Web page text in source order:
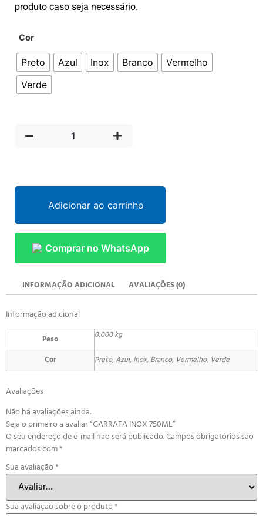
produto caso seja necessário.
Cor
Preto Azul Inox Branco
Vermelho
Verde
Adicionar ao carrinho
Comprar no WhatsApp
INFORMAÇÃO ADICIONAL AVALIAÇÕES (0)
Informação adicional
Peso 0,000 kg
Cor Preto, Azul, Inox, Branco, Vermelho, Verde
Avaliações
Não há avaliações ainda.
Seja o primeiro a avaliar “GARRAFA INOX 750ML”
O seu endereço de e-mail não será publicado.Campos obrigatórios são
marcados com*
Sua avaliação*
Sua avaliação sobre o produto*